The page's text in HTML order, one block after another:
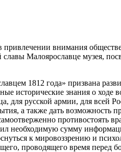
внимания
славы Малоярославце музея,
1812 года» призвана
исторические знания о ходе
для русской армии, для всей
а также дать возможность
противостоять
необходимую сумму
к мировоззрению и
проводящего время перед